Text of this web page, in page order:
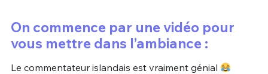
On commence par une vidéo pour
vous mettre dans l’ambiance :
Le commentateur islandais est vraiment génial